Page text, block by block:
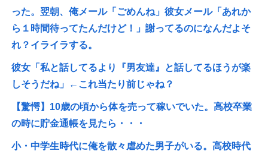
った。翌朝、俺メール「ごめんね」彼女メール「あれか
ら１時間待ってたんだけど！」謝ってるのになんだよそ
れ？イライラする。
彼女「私と話してるより『男友達』と話してるほうが楽
しそうだね」←これ当たり前じゃね？
【驚愕】10歳の頃から体を売って稼いでいた。高校卒業
の時に貯金通帳を見たら・・・
小・中学生時代に俺を散々虐めた男子がいる。高校時代